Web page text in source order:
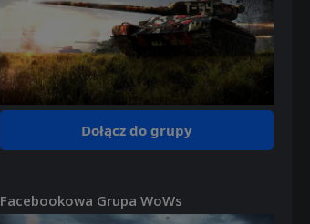
Dołącz do grupy
Facebookowa Grupa WoWs